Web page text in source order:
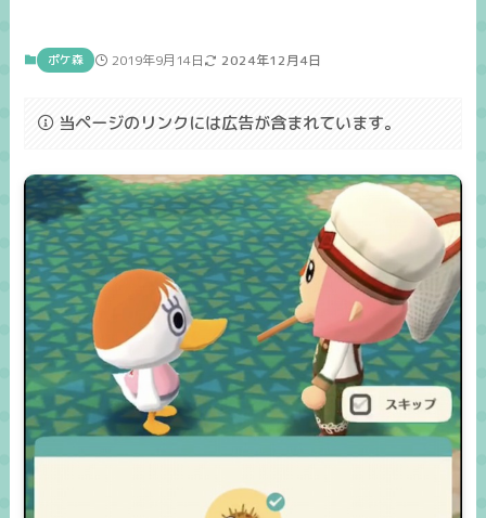
ポケ森 2019年9月14日 2024年12月4日
当ページのリンクには広告が含まれています。